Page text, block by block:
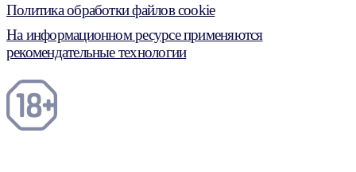
Политика обработки файлов cookie
На информационном ресурсе применяются
рекомендательные технологии